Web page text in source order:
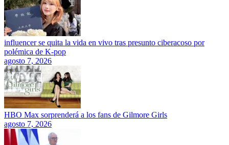
influencer se quita la vida en vivo tras presunto ciberacoso por
polémica de K-pop
agosto 7, 2026
HBO Max sorprenderá a los fans de Gilmore Girls
agosto 7, 2026